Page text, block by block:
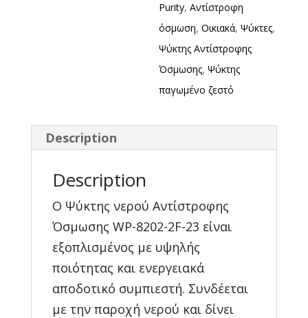
Purity,Αντίστροφη
όσμωση,Οικιακά,Ψύκτες,
Ψύκτης Αντίστροφης
Όσμωσης,Ψύκτης
παγωμένο ζεστό
Description
Description
Ο Ψύκτης νερού Αντίστροφης
Όσμωσης WP-8202-2F-23 είναι
εξοπλισμένος με υψηλής
ποιότητας και ενεργειακά
αποδοτικό συμπιεστή. Συνδέεται
με την παροχή νερού και δίνει